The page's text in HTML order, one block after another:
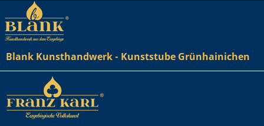
Blank Kunsthandwerk - Kunststube Grünhainichen